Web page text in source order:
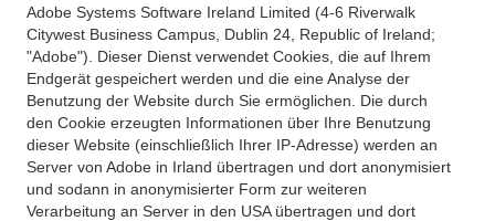
Adobe Systems Software Ireland Limited (4-6 Riverwalk
Citywest Business Campus, Dublin 24, Republic of Ireland;
"Adobe"). Dieser Dienst verwendet Cookies, die auf Ihrem
Endgerät gespeichert werden und die eine Analyse der
Benutzung der Website durch Sie ermöglichen. Die durch
den Cookie erzeugten Informationen über Ihre Benutzung
dieser Website (einschließlich Ihrer IP-Adresse) werden an
Server von Adobe in Irland übertragen und dort anonymisiert
und sodann in anonymisierter Form zur weiteren
Verarbeitung an Server in den USA übertragen und dort